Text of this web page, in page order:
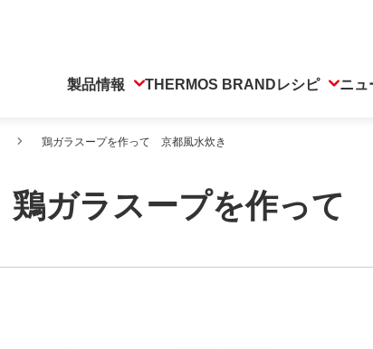
製品情報 THERMOS BRANDレシピ ニュ
鶏ガラスープを作って 京都風水炊き
鶏ガラスープを作って